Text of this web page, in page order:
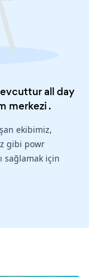
all day
merkezi.
ekibimiz,
gibi powr
sağlamak için